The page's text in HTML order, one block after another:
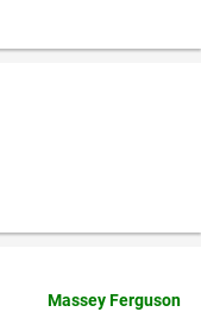
Massey Ferguson